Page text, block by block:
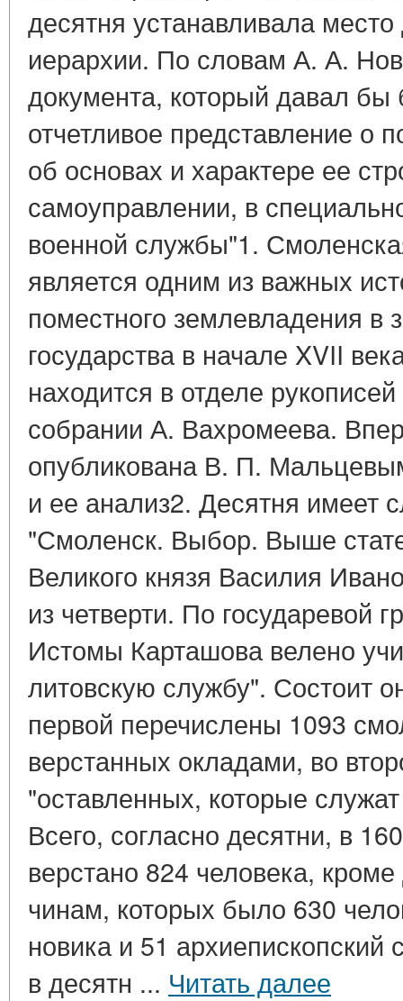
десятня устанавливала
иерархии. По словам А. А.
документа, который давал бы
отчетливое представление о
об основах и характере ее
самоуправлении, в
военной службы"1.
является одним из важных
поместного землевладения в
государства в начале XVII
находится в отделе
собрании А. Вахромеева.
опубликована В. П.
и ее анализ2. Десятня имеет
"Смоленск. Выбор. Выше
Великого князя Василия
из четверти. По государевой
Истомы Карташова велено
литовскую службу". Состоит
первой перечислены 1093
верстанных окладами, во
"оставленных, которые
Всего, согласно десятни, в
верстано 824 человека,
чинам, которых было 630
новика и 51
в десятн ... Читать далее